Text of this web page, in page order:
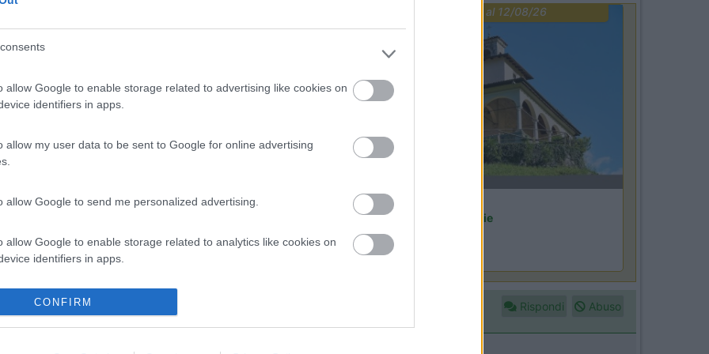
allow Google to enable storage related to advertising like cookies on
identifiers in apps.
allow my user data to be sent to Google for online advertising
allow Google to send me personalized advertising.
allow Google to enable storage related to analytics like cookies on
identifiers in apps.
allow Google to enable storage related to functionality of the website
CONFIRM
Trentino Alto Adige
Pozza di Fassa
Happy & Active Camping - Short Stay
fino al 12/08/26
Lombardia
Area Sosta Camper Orobie
Ardesio
Riscopri Ardesio
Rispondi Abuso